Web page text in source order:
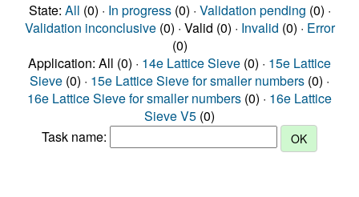
State: All (0) · In progress(0) · Validation pending (0) ·
Validation inconclusive(0) · Valid (0) · Invalid (0) · Error
(0)
Application: All (0) · 14e Lattice Sieve (0) · 15e Lattice
Sieve (0) · 15e Lattice Sieve for smaller numbers (0) ·
16e Lattice Sieve for smaller numbers (0) · 16e Lattice
Sieve V5 (0)
Task name: